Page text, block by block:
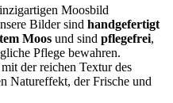
Moosbild
Bilder sind handgefertigt
Moos und sind pflegefrei,
Pflege bewahren.
der reichen Textur des
Natureffekt, der Frische und